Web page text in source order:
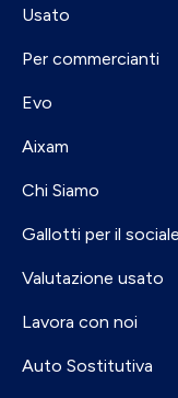
Usato
Per commercianti
Evo
Aixam
Chi Siamo
Gallotti per il sociale
Valutazione usato
Lavora con noi
Auto Sostitutiva